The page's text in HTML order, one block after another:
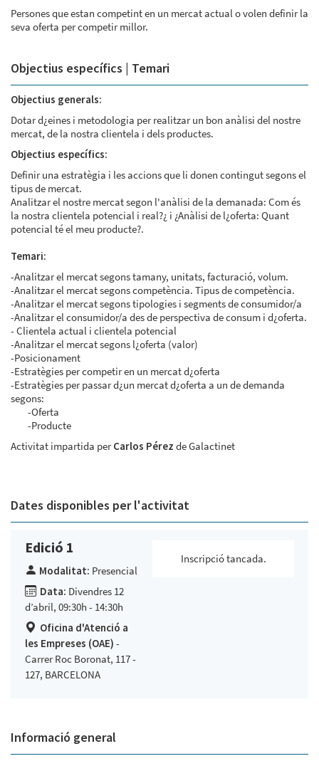
Persones que estan competint en un mercat actual o volen definir la
seva oferta per competir millor.
Objectius específics | Temari
Objectius generals:
Dotar d¿eines i metodologia per realitzar un bon anàlisi del nostre
mercat, de la nostra clientela i dels productes.
Objectius específics:
Definir una estratègia i les accions que li donen contingut segons el
tipus de mercat.
Analitzar el nostre mercat segon l'anàlisi de la demanada: Com és
la nostra clientela potencial i real?¿ i ¿Anàlisi de l¿oferta: Quant
potencial té el meu producte?.
Temari:
-Analitzar el mercat segons tamany, unitats, facturació, volum.
-Analitzar el mercat segons competència. Tipus de competència.
-Analitzar el mercat segons tipologies i segments de consumidor/a
-Analitzar el consumidor/a des de perspectiva de consum i d¿oferta.
- Clientela actual i clientela potencial
-Analitzar el mercat segons l¿oferta (valor)
-Posicionament
-Estratègies per competir en un mercat d¿oferta
-Estratègies per passar d¿un mercat d¿oferta a un de demanda
segons:
-Oferta
-Producte
Activitat impartida perCarlos Pérez de Galactinet
Dates disponibles per l'activitat
Edició 1
Modalitat: Presencial
Data: Divendres 12
d’abril, 09:30h - 14:30h
Oficina d'Atenció a
les Empreses (OAE) -
Carrer Roc Boronat, 117 -
127, BARCELONA
Inscripció tancada.
Informació general